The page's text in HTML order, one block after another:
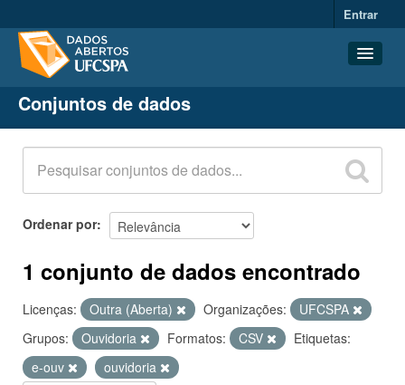
Entrar
Conjuntos de dados
Organizações
Grupos
Sobre
Conjuntos de dados
Ordenar por
1 conjunto de dados encontrado
Licenças: Outra (Aberta) Organizações:
UFCSPA
Grupos:
Ouvidoria Formatos: CSV
Etiquetas:
e-ouv
ouvidoria